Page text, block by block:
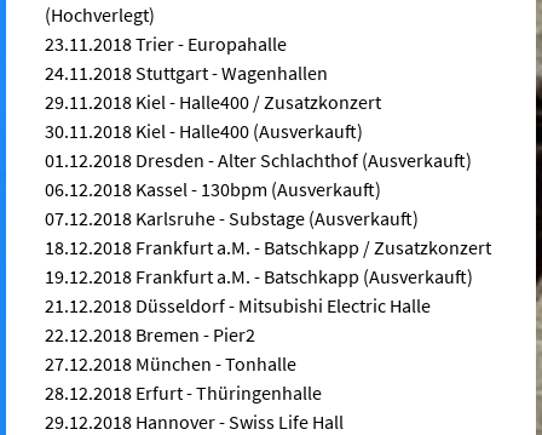
(Hochverlegt)
23.11.2018 Trier - Europahalle
24.11.2018 Stuttgart - Wagenhallen
29.11.2018 Kiel - Halle400 / Zusatzkonzert
30.11.2018 Kiel - Halle400 (Ausverkauft)
01.12.2018 Dresden - Alter Schlachthof (Ausverkauft)
06.12.2018 Kassel - 130bpm (Ausverkauft)
07.12.2018 Karlsruhe - Substage (Ausverkauft)
18.12.2018 Frankfurt a.M. - Batschkapp / Zusatzkonzert
19.12.2018 Frankfurt a.M. - Batschkapp (Ausverkauft)
21.12.2018 Düsseldorf - Mitsubishi Electric Halle
22.12.2018 Bremen - Pier2
27.12.2018 München - Tonhalle
28.12.2018 Erfurt - Thüringenhalle
29.12.2018 Hannover - Swiss Life Hall